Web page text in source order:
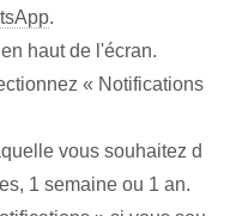
.
haut de l'écran.
« Notifications
vous souhaitez d
1 semaine ou 1 an.